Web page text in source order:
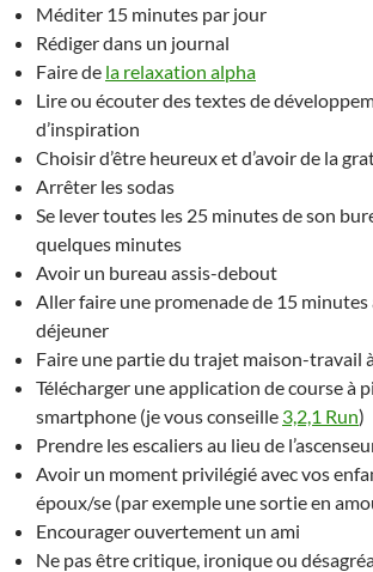
Méditer 15 minutes par jour
Rédiger dans un journal
Faire de la relaxation alpha
Lire ou écouter des textes de
d’inspiration
Choisir d’être heureux et d’avoir de la
Arrêter les sodas
Se lever toutes les 25 minutes de son
quelques minutes
Avoir un bureau assis-debout
Aller faire une promenade de 15 minutes
déjeuner
Faire une partie du trajet maison-travail
Télécharger une application de course à
smartphone (je vous conseille 3,2,1 Run)
Prendre les escaliers au lieu de
Avoir un moment privilégié avec vos
époux/se (par exemple une sortie en
Encourager ouvertement un ami
Ne pas être critique, ironique ou